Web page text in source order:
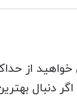
از
دنبال